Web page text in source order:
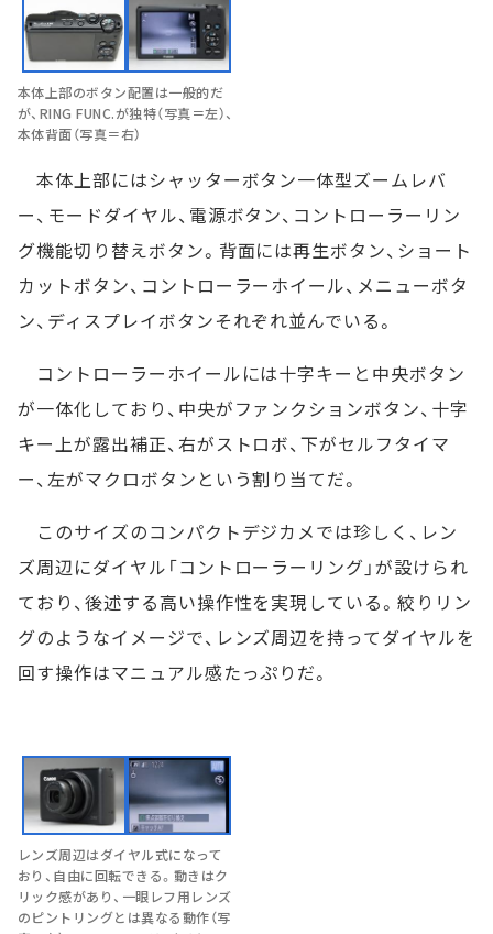
本体上部のボタン配置は一般的だ
が、RING FUNC.が独特（写真＝左）、
本体背面（写真＝右）
本体上部にはシャッターボタン一体型ズームレバ
ー、モードダイヤル、電源ボタン、コントローラーリン
グ機能切り替えボタン。背面には再生ボタン、ショート
カットボタン、コントローラーホイール、メニューボタ
ン、ディスプレイボタンそれぞれ並んでいる。
コントローラーホイールには十字キーと中央ボタン
が一体化しており、中央がファンクションボタン、十字
キー上が露出補正、右がストロボ、下がセルフタイマ
ー、左がマクロボタンという割り当てだ。
このサイズのコンパクトデジカメでは珍しく、レン
ズ周辺にダイヤル「コントローラーリング」が設けられ
ており、後述する高い操作性を実現している。絞りリン
グのようなイメージで、レンズ周辺を持ってダイヤルを
回す操作はマニュアル感たっぷりだ。
レンズ周辺はダイヤル式になって
おり、自由に回転できる。動きはク
リック感があり、一眼レフ用レンズ
のピントリングとは異なる動作（写